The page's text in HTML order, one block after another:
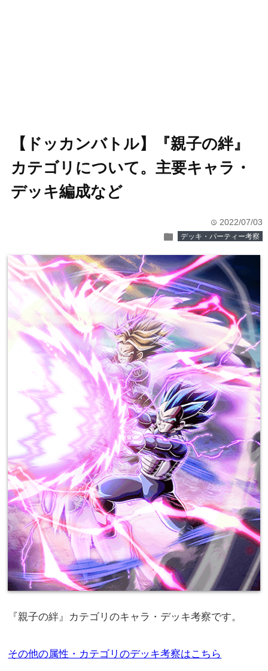
【ドッカンバトル】『親子の絆』
カテゴリについて。主要キャラ・
デッキ編成など
time 2022/07/03
folder デッキ・パーティー考察
『親子の絆』カテゴリのキャラ・デッキ考察です。
その他の属性・カテゴリのデッキ考察はこちら